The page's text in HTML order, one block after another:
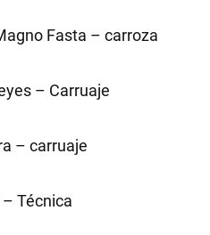
Fasta – carroza
– Carruaje
– carruaje
– Técnica